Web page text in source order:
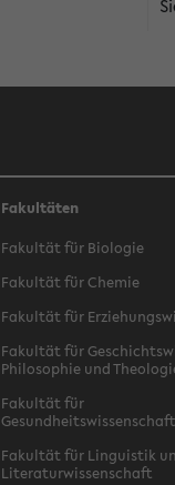
Fakultäten
Fakultät für Biologie
Fakultät für Chemie
Fakultät für
Fakultät für
Philosophie und
Fakultät für
Fakultät für Linguistik
Literaturwissenschaft